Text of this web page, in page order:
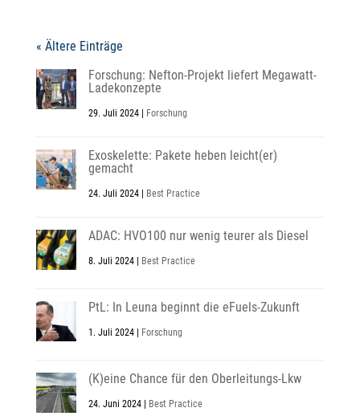
« Ältere Einträge
Forschung: Nefton-Projekt liefert Megawatt-
Ladekonzepte
29. Juli 2024| Forschung
Exoskelette: Pakete heben leicht(er)
gemacht
24. Juli 2024| Best Practice
ADAC: HVO100 nur wenig teurer als Diesel
8. Juli 2024| Best Practice
PtL: In Leuna beginnt die eFuels-Zukunft
1. Juli 2024| Forschung
(K)eine Chance für den Oberleitungs-Lkw
24. Juni 2024| Best Practice